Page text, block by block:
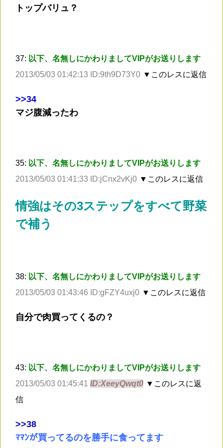
トップバリュ？
37: 以下、名無しにかわりましてVIPがお送りします
2013/05/03 01:42:13 ID:9th9D73Y0 ▼このレスに返信
>>34
マジ腹減ったわ
35: 以下、名無しにかわりましてVIPがお送りします
2013/05/03 01:41:33 ID:jCnx2vKj0 ▼このレスに返信
情強はその3ステップをすべて野菜
で補う
38: 以下、名無しにかわりましてVIPがお送りします
2013/05/03 01:43:46 ID:gFZY4uxj0 ▼このレスに返信
自分で肉買ってくるの？
43: 以下、名無しにかわりましてVIPがお送りします
2013/05/03 01:45:41 ID:XeeyQwqt0 ▼このレスに返
信
>>38
ﾏﾏﾝが買ってるのを勝手に食ってます